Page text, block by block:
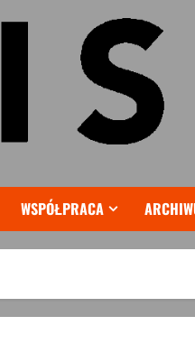
WSPÓŁPRACA